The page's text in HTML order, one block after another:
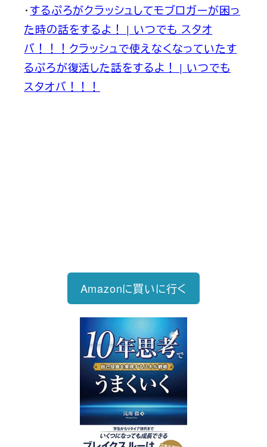
・するぷろがクラッシュしてモブロガーが困っ
た時の話をするよ！ | いつでも スタオ
バ！！！ クラッシュで使えなくなっていたす
るぷろが復活した話をするよ！ | いつでも
スタオバ！！！
Amazonに買いに行く